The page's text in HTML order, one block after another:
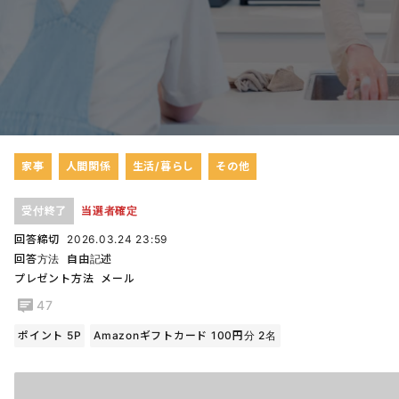
家事 人間関係 生活/暮らし その他
受付終了 当選者確定
回答締切
2026.03.24 23:59
回答方法
自由記述
プレゼント方法
メール
47
ポイント 5P Amazonギフトカード 100円分 2名